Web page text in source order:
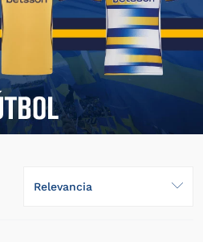
Relevancia